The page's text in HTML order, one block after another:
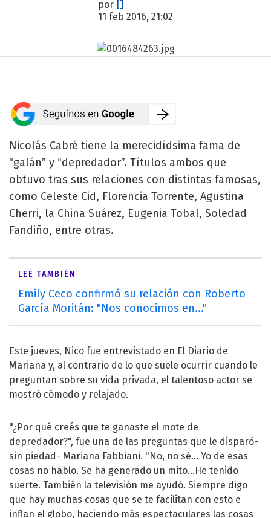
por []
11 feb 2016, 21:02
Nicolás Cabré tiene la merecidídsima fama de
“galán” y “depredador”. Títulos ambos que
obtuvo tras sus relaciones con distintas famosas,
como Celeste Cid, Florencia Torrente, Agustina
Cherri, la China Suárez, Eugenia Tobal, Soledad
Fandiño, entre otras.
LEÉ TAMBIÉN
Emily Ceco confirmó su relación con Roberto
García Moritán: "Nos conocimos en..."
Este jueves, Nico fue entrevistado en El Diario de
Mariana y, al contrario de lo que suele ocurrir cuando le
preguntan sobre su vida privada, el talentoso actor se
mostró cómodo y relajado.
"¿Por qué creés que te ganaste el mote de
depredador?", fue una de las preguntas que le disparó-
sin piedad- Mariana Fabbiani. "No, no sé… Yo de esas
cosas no hablo. Se ha generado un mito…He tenido
suerte. También la televisión me ayudó. Siempre digo
que hay muchas cosas que se te facilitan con esto e
inflan el globo, haciendo más espectaculares las cosas